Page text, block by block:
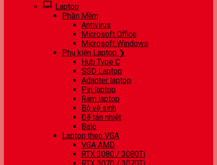
Laptop
Phần Mềm
Antivirus
Microsoft Office
Microsoft Windows
Phụ kiện Laptop ❯
Hub Type C
SSD Laptop
Adapter laptop
Pin laptop
Ram laptop
Bộ vệ sinh
Đế tản nhiệt
Balo
Laptop theo VGA
VGA AMD
RTX 3080 / 3080Ti